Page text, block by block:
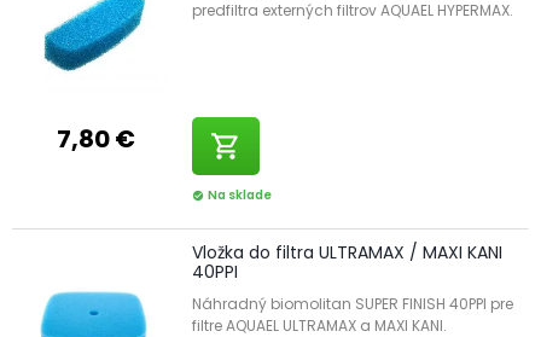
7,80 €
predfiltra externých filtrov AQUAEL HYPERMAX.
shopping_cart
check_circle Na sklade
Vložka do filtra ULTRAMAX / MAXI KANI
40PPI
Náhradný biomolitan SUPER FINISH 40PPI pre
filtre AQUAEL ULTRAMAX a MAXI KANI.